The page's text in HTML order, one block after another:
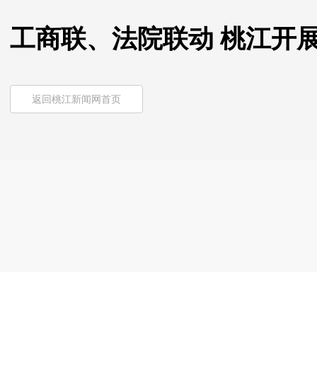
工商联、法院联动 桃江开
返回桃江新闻网首页